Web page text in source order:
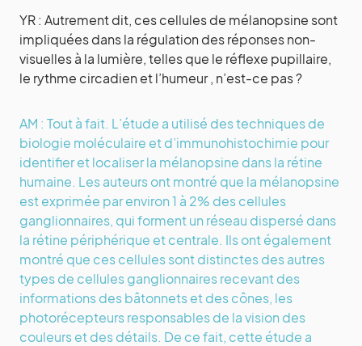
YR : Autrement dit, ces cellules de mélanopsine sont
impliquées dans la régulation des réponses non-
visuelles à la lumière, telles que le réflexe pupillaire,
le rythme circadien et l’humeur , n’est-ce pas ?
AM : Tout à fait. L’étude a utilisé des techniques de
biologie moléculaire et d’immunohistochimie pour
identifier et localiser la mélanopsine dans la rétine
humaine. Les auteurs ont montré que la mélanopsine
est exprimée par environ 1 à 2% des cellules
ganglionnaires, qui forment un réseau dispersé dans
la rétine périphérique et centrale. Ils ont également
montré que ces cellules sont distinctes des autres
types de cellules ganglionnaires recevant des
informations des bâtonnets et des cônes, les
photorécepteurs responsables de la vision des
couleurs et des détails. De ce fait, cette étude a